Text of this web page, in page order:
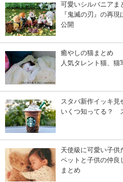
可愛いシルバニアま
『鬼滅の刃』の再
公開
癒やしの猫まとめ
人気タレント猫、
スタバ新作イッキ見
いくつ知ってる？
天使級に可愛い子供
ペットと子供の仲良
まとめ